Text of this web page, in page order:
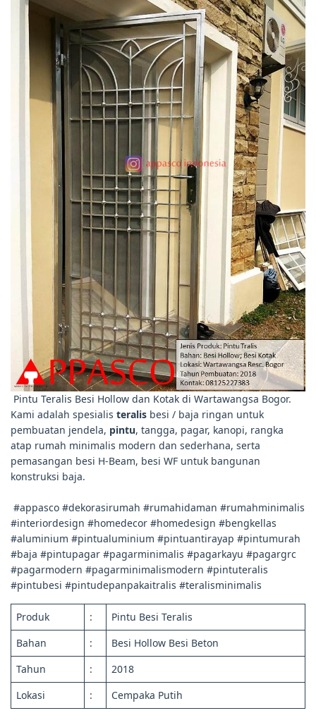
Pintu Teralis Besi Hollow dan Kotak di Wartawangsa Bogor.
Kami adalah spesialis teralis besi / baja ringan untuk
pembuatan jendela, pintu, tangga, pagar, kanopi, rangka
atap rumah minimalis modern dan sederhana, serta
pemasangan besi H-Beam, besi WF untuk bangunan
konstruksi baja.
#appasco #dekorasirumah #rumahidaman #rumahminimalis
#interiordesign #homedecor #homedesign #bengkellas
#aluminium #pintualuminium #pintuantirayap #pintumurah
#baja #pintupagar #pagarminimalis #pagarkayu #pagargrc
#pagarmodern #pagarminimalismodern #pintuteralis
#pintubesi #pintudepanpakaitralis #teralisminimalis
Produk :
Pintu Besi Teralis
Bahan
:
Besi Hollow Besi Beton
Tahun
:
2018
Lokasi
: Cempaka Putih